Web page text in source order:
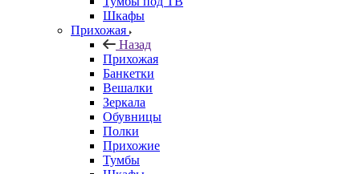
Шкафы
Прихожая
Назад
Прихожая
Банкетки
Вешалки
Зеркала
Обувницы
Полки
Прихожие
Тумбы